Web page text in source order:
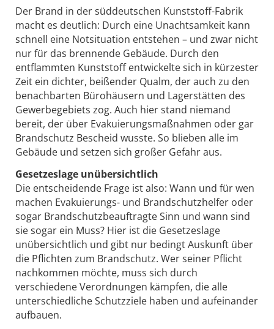
Der Brand in der süddeutschen Kunststoff-Fabrik
macht es deutlich: Durch eine Unachtsamkeit kann
schnell eine Notsituation entstehen – und zwar nicht
nur für das brennende Gebäude. Durch den
entflammten Kunststoff entwickelte sich in kürzester
Zeit ein dichter, beißender Qualm, der auch zu den
benachbarten Bürohäusern und Lagerstätten des
Gewerbegebiets zog. Auch hier stand niemand
bereit, der über Evakuierungsmaßnahmen oder gar
Brandschutz Bescheid wusste. So blieben alle im
Gebäude und setzen sich großer Gefahr aus.
Gesetzeslage unübersichtlich
Die entscheidende Frage ist also: Wann und für wen
machen Evakuierungs- und Brandschutzhelfer oder
sogar Brandschutzbeauftragte Sinn und wann sind
sie sogar ein Muss? Hier ist die Gesetzeslage
unübersichtlich und gibt nur bedingt Auskunft über
die Pflichten zum Brandschutz. Wer seiner Pflicht
nachkommen möchte, muss sich durch
verschiedene Verordnungen kämpfen, die alle
unterschiedliche Schutzziele haben und aufeinander
aufbauen.